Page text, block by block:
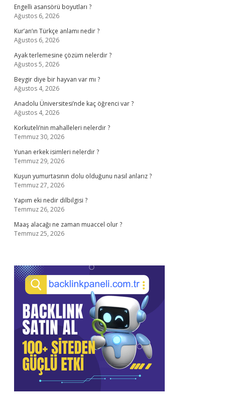
Engelli asansörü boyutları ?
Ağustos 6, 2026
Kur’an’ın Türkçe anlamı nedir ?
Ağustos 6, 2026
Ayak terlemesine çözüm nelerdir ?
Ağustos 5, 2026
Beygir diye bir hayvan var mı ?
Ağustos 4, 2026
Anadolu Üniversitesi’nde kaç öğrenci var ?
Ağustos 4, 2026
Korkuteli’nin mahalleleri nelerdir ?
Temmuz 30, 2026
Yunan erkek isimleri nelerdir ?
Temmuz 29, 2026
Kuşun yumurtasının dolu olduğunu nasıl anlarız ?
Temmuz 27, 2026
Yapım eki nedir dilbilgisi ?
Temmuz 26, 2026
Maaş alacağı ne zaman muaccel olur ?
Temmuz 25, 2026